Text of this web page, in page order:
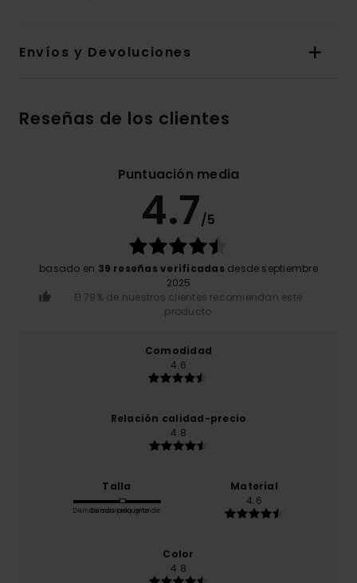
Envíos y Devoluciones
Reseñas de los clientes
Puntuación media
4.7/5
basado en 39 reseñas verificadas desde septiembre
2025
El 79% de nuestros clientes recomiendan este
producto
Comodidad
4.6
Relación calidad-precio
4.8
Talla
Demasiado pequeño
Demasiado grande
Material
4.6
Color
4.8